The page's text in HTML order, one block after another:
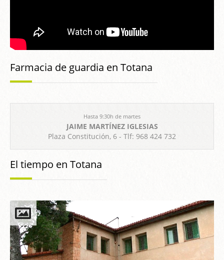
Farmacia de guardia en Totana
Hasta 9:30h de martes
JAIME MARTÍNEZ IGLESIAS
Plaza Constitución, 6 - Tlf: 968 424 732
El tiempo en Totana